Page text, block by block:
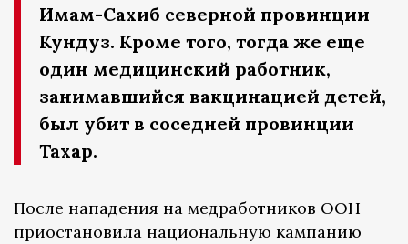
Имам-Сахиб северной провинции
Кундуз. Кроме того, тогда же еще
один медицинский работник,
занимавшийся вакцинацией детей,
был убит в соседней провинции
Тахар.
После нападения на медработников ООН
приостановила национальную кампанию